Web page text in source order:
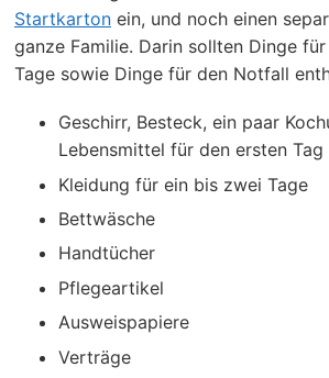
Startkarton ein, und noch einen
ganze Familie. Darin sollten Dinge
Tage sowie Dinge für den Notfall
Geschirr, Besteck, ein paar
Lebensmittel für den ersten Tag
Kleidung für ein bis zwei Tage
Bettwäsche
Handtücher
Pflegeartikel
Ausweispapiere
Verträge